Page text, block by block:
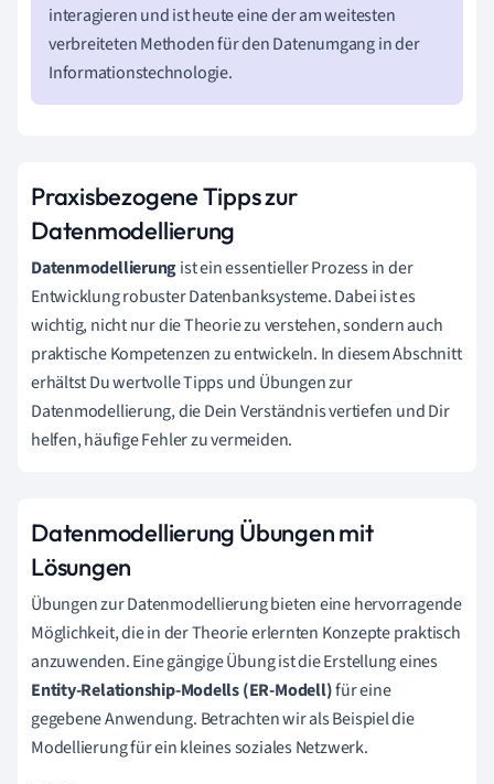
interagieren und ist heute eine der am weitesten
verbreiteten Methoden für den Datenumgang in der
Informationstechnologie.
Praxisbezogene Tipps zur
Datenmodellierung
Datenmodellierungist ein essentieller Prozess in der
Entwicklung robuster Datenbanksysteme. Dabei ist es
wichtig, nicht nur die Theorie zu verstehen, sondern auch
praktische Kompetenzen zu entwickeln. In diesem Abschnitt
erhältst Du wertvolle Tipps und Übungen zur
Datenmodellierung, die Dein Verständnis vertiefen und Dir
helfen, häufige Fehler zu vermeiden.
Datenmodellierung Übungen mit
Lösungen
Übungen zur Datenmodellierung bieten eine hervorragende
Möglichkeit, die in der Theorie erlernten Konzepte praktisch
anzuwenden. Eine gängige Übung ist die Erstellung eines
Entity-Relationship-Modells (ER-Modell)für eine
gegebene Anwendung. Betrachten wir als Beispiel die
Modellierung für ein kleines soziales Netzwerk.